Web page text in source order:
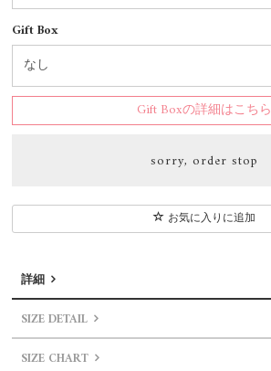
Gift Box
Gift Boxの詳細はこちら
sorry, order stop
お気に入りに追加
詳細
SIZE DETAIL
SIZE CHART